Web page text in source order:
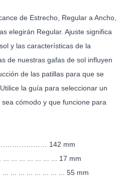
de Estrecho, Regular a Ancho,
elegirán Regular. Ajuste significa
y las características de la
de nuestras gafas de sol influyen
de las patillas para que se
la guía para seleccionar un
cómodo y que funcione para
142 mm
... ... ... ... ... ... ... 17 mm
... ... ... ... ... ... ... 55 mm